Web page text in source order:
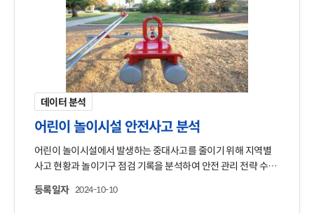
데이터 분석
어린이 놀이시설 안전사고 분석
어린이 놀이시설에서 발생하는 중대사고를 줄이기 위해 지역별
사고 현황과 놀이기구 점검 기록을 분석하여 안전 관리 전략 수집
등록일자 2024-10-10